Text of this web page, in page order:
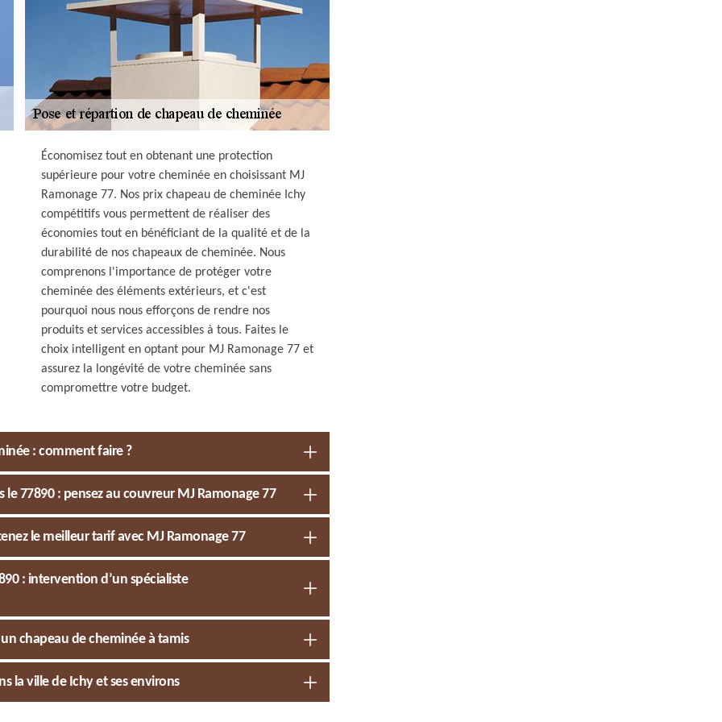
Économisez tout en obtenant une protection
supérieure pour votre cheminée en choisissant MJ
Ramonage 77. Nos prix chapeau de cheminée Ichy
compétitifs vous permettent de réaliser des
économies tout en bénéficiant de la qualité et de la
durabilité de nos chapeaux de cheminée. Nous
comprenons l'importance de protéger votre
cheminée des éléments extérieurs, et c'est
pourquoi nous nous efforçons de rendre nos
produits et services accessibles à tous. Faites le
choix intelligent en optant pour MJ Ramonage 77 et
assurez la longévité de votre cheminée sans
compromettre votre budget.
: comment faire ?
77890 : pensez au couvreur MJ Ramonage 77
le meilleur tarif avec MJ Ramonage 77
: intervention d’un spécialiste
chapeau de cheminée à tamis
la ville de Ichy et ses environs